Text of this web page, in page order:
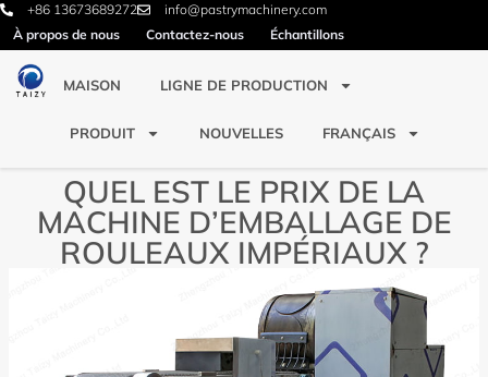
+86 13673689272
info@pastrymachinery.com
À propos de nous
Contactez-nous Échantillons
MAISON LIGNE DE PRODUCTION
PRODUIT NOUVELLES FRANÇAIS
QUEL EST LE PRIX DE LA
MACHINE D’EMBALLAGE DE
ROULEAUX IMPÉRIAUX ?